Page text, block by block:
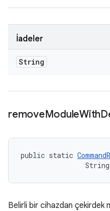
İadeler
String
removeModuleWith
public static
Belirli bir cihazdan çekirdek